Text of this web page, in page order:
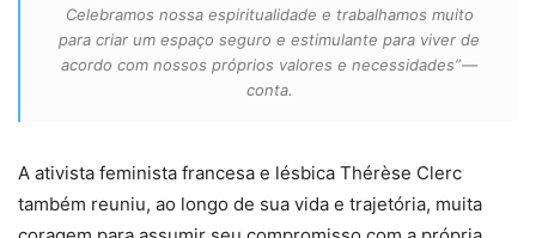
Celebramos nossa espiritualidade e trabalhamos muito
para criar um espaço seguro e estimulante para viver de
acordo com nossos próprios valores e necessidades”—
conta.
A ativista feminista francesa e lésbica Thérèse Clerc
também reuniu, ao longo de sua vida e trajetória, muita